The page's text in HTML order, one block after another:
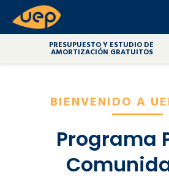
PRESUPUESTO Y ESTUDIO DE
AMORTIZACIÓN GRATUITOS
BIENVENIDO A
Programa